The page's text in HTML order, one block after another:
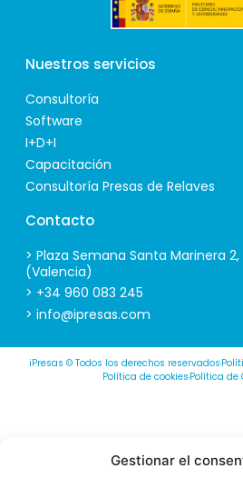
Gestionar el
Nuestros servicios
Consultoría
Software
I+D+I
Capacitación
Consultoría Presas de Relaves
Contacto
> Plaza Semana Santa Marinera 2,
(Valencia)
> +34 960 083 245
> info@ipresas.com
iPresas © Todos los derechos reservados
Política de cookies Política de